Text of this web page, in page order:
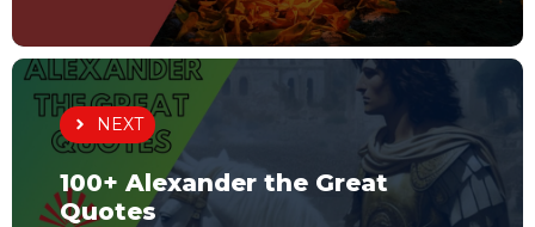
NEXT
100+ Alexander the Great
Quotes